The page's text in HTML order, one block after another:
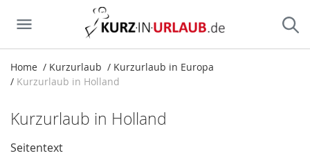
Home Kurzurlaub
Kurzurlaub in Europa
Kurzurlaub in Holland
Kurzurlaub in Holland
Seitentext